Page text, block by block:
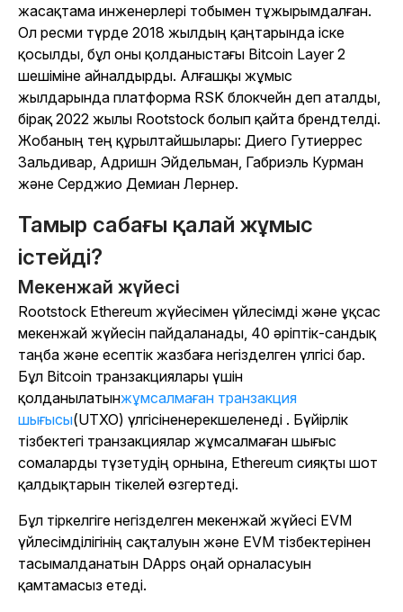
жасақтама инженерлері тобымен тұжырымдалған.
Ол ресми түрде 2018 жылдың қаңтарында іске
қосылды, бұл оны қолданыстағы Bitcoin Layer 2
шешіміне айналдырды. Алғашқы жұмыс
жылдарында платформа RSK блокчейн деп аталды,
бірақ 2022 жылы Rootstock болып қайта брендтелді.
Жобаның тең құрылтайшылары: Диего Гутиеррес
Зальдивар, Адришн Эйдельман, Габриэль Курман
және Серджио Демиан Лернер.
Тамыр сабағы қалай жұмыс
істейді?
Мекенжай жүйесі
Rootstock Ethereum жүйесімен үйлесімді және ұқсас
мекенжай жүйесін пайдаланады, 40 әріптік-сандық
таңба және есептік жазбаға негізделген үлгісі бар.
Бұл Bitcoin транзакциялары үшін
қолданылатынжұмсалмаған транзакция
шығысы(UTXO) үлгісіненерекшеленеді . Бүйірлік
тізбектегі транзакциялар жұмсалмаған шығыс
сомаларды түзетудің орнына, Ethereum сияқты шот
қалдықтарын тікелей өзгертеді.
Бұл тіркелгіге негізделген мекенжай жүйесі EVM
үйлесімділігінің сақталуын және EVM тізбектерінен
тасымалданатын DApps оңай орналасуын
қамтамасыз етеді.